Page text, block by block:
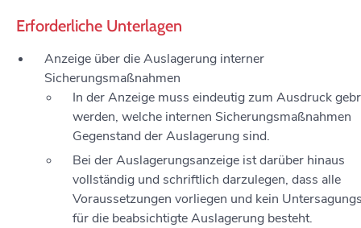
Erforderliche Unterlagen
Anzeige über die Auslagerung interner
Sicherungsmaßnahmen
In der Anzeige muss eindeutig zum Ausdruck
werden, welche internen Sicherungsmaßnahmen
Gegenstand der Auslagerung sind.
Bei der Auslagerungsanzeige ist darüber hinaus
vollständig und schriftlich darzulegen, dass alle
Voraussetzungen vorliegen und kein
für die beabsichtigte Auslagerung besteht.